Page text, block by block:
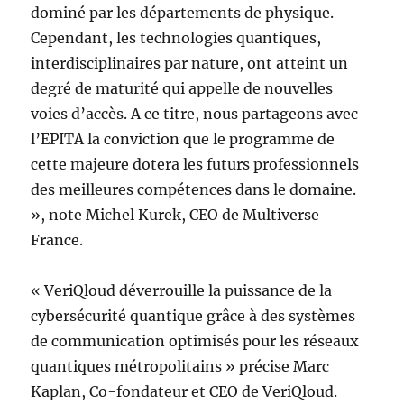
dominé par les départements de physique.
Cependant, les technologies quantiques,
interdisciplinaires par nature, ont atteint un
degré de maturité qui appelle de nouvelles
voies d’accès. A ce titre, nous partageons avec
l’EPITA la conviction que le programme de
cette majeure dotera les futurs professionnels
des meilleures compétences dans le domaine.
», note Michel Kurek, CEO de Multiverse
France.
« VeriQloud déverrouille la puissance de la
cybersécurité quantique grâce à des systèmes
de communication optimisés pour les réseaux
quantiques métropolitains » précise Marc
Kaplan, Co-fondateur et CEO de VeriQloud.